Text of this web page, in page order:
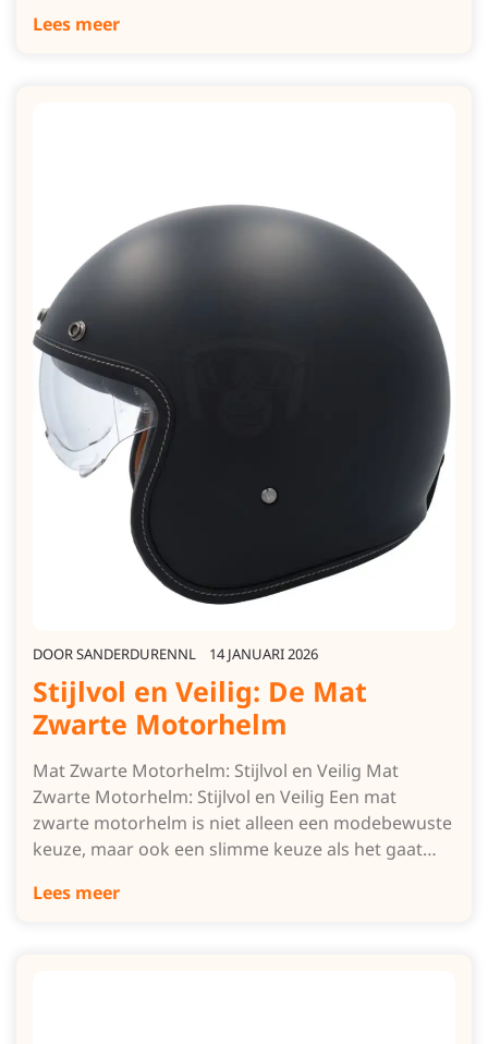
Lees meer
DOORSANDERDURENNL 14 JANUARI 2026
Stijlvol en Veilig: De Mat
Zwarte Motorhelm
Mat Zwarte Motorhelm: Stijlvol en Veilig Mat
Zwarte Motorhelm: Stijlvol en Veilig Een mat
zwarte motorhelm is niet alleen een modebewuste
keuze, maar ook een slimme keuze als het gaat…
Lees meer